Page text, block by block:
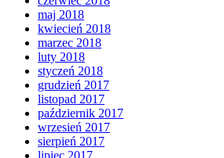
maj 2018
kwiecień 2018
marzec 2018
luty 2018
styczeń 2018
grudzień 2017
listopad 2017
październik 2017
wrzesień 2017
sierpień 2017
lipiec 2017